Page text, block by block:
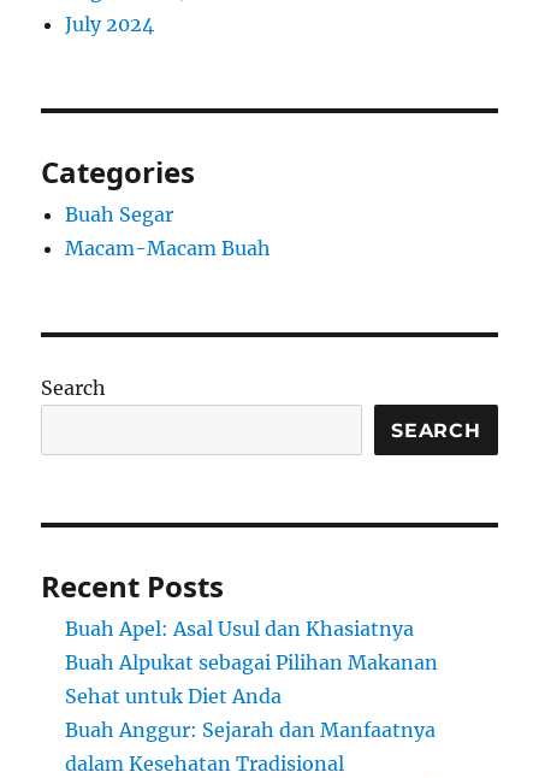
July 2024
Categories
Buah Segar
Macam-Macam Buah
Search
SEARCH
Recent Posts
Buah Apel: Asal Usul dan Khasiatnya
Buah Alpukat sebagai Pilihan Makanan
Sehat untuk Diet Anda
Buah Anggur: Sejarah dan Manfaatnya
dalam Kesehatan Tradisional